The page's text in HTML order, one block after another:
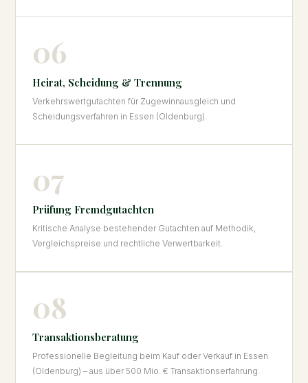
06
Heirat, Scheidung & Trennung
Verkehrswertgutachten für Zugewinnausgleich und
Scheidungsverfahren in Essen (Oldenburg).
07
Prüfung Fremdgutachten
Kritische Analyse bestehender Gutachten auf Methodik,
Vergleichspreise und rechtliche Verwertbarkeit.
08
Transaktionsberatung
Professionelle Begleitung beim Kauf oder Verkauf in Essen
(Oldenburg) – aus über 500 Mio. € Transaktionserfahrung.